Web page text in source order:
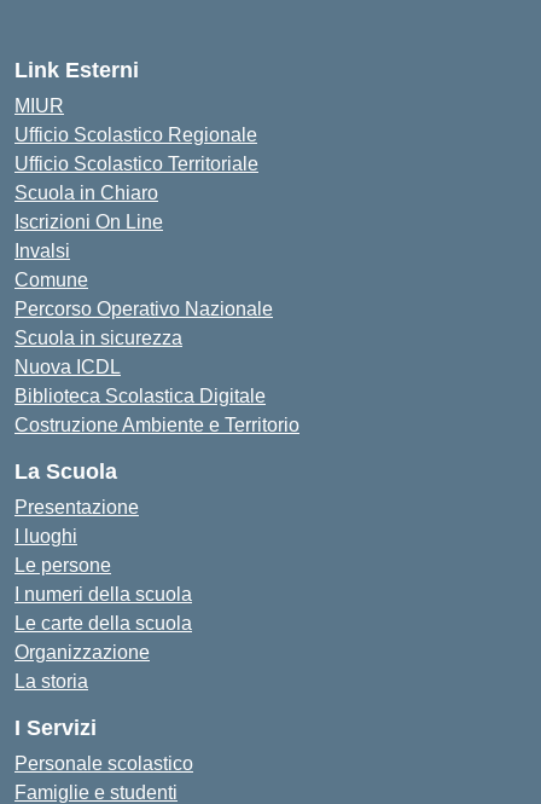
Link Esterni
MIUR
Ufficio Scolastico Regionale
Ufficio Scolastico Territoriale
Scuola in Chiaro
Iscrizioni On Line
Invalsi
Comune
Percorso Operativo Nazionale
Scuola in sicurezza
Nuova ICDL
Biblioteca Scolastica Digitale
Costruzione Ambiente e Territorio
La Scuola
Presentazione
I luoghi
Le persone
I numeri della scuola
Le carte della scuola
Organizzazione
La storia
I Servizi
Personale scolastico
Famiglie e studenti